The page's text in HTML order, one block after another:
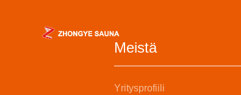
Meistä
Yritysprofiili